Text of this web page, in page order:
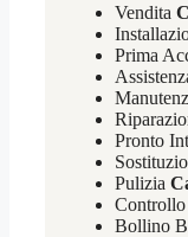
Vendita
Prima
Pronto
Pulizia
Bollino